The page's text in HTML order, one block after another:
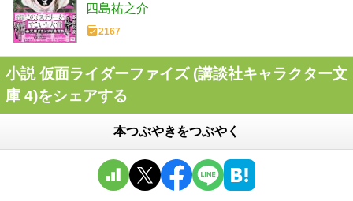
四島祐之介
2167
小説 仮面ライダーファイズ (講談社キャラクター文
庫 4)をシェアする
本つぶやきをつぶやく